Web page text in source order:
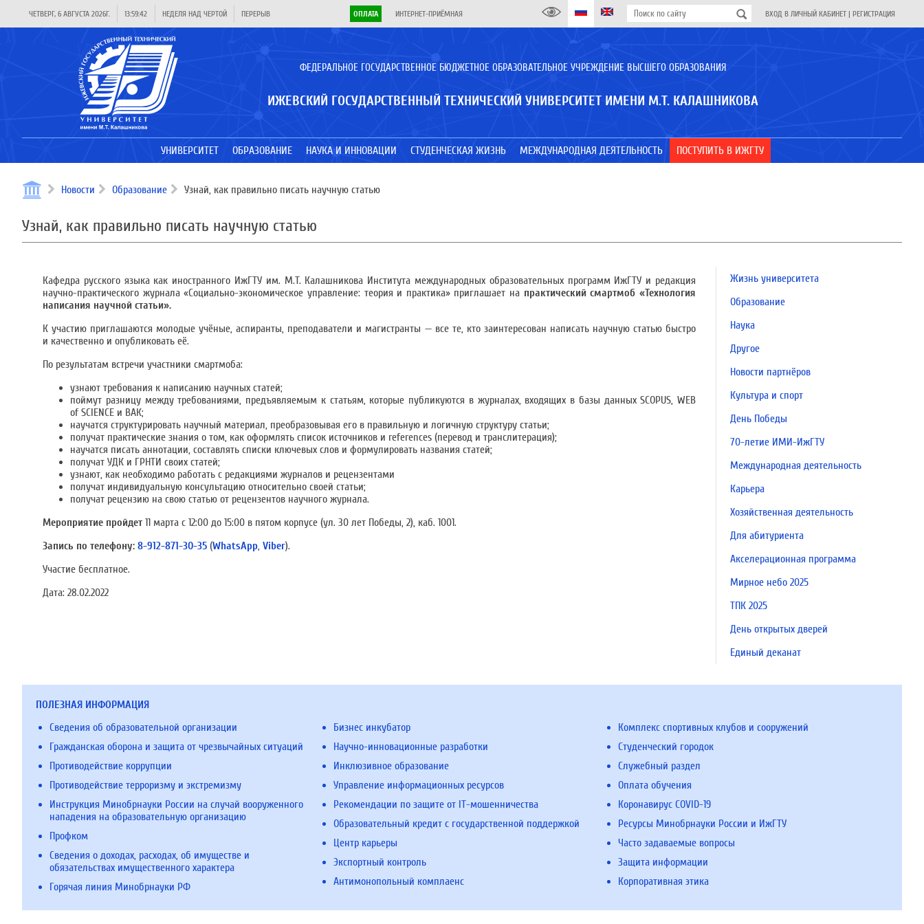
ЧЕТВЕРГ, 6 АВГУСТА 2026Г. 13:59:43 НЕДЕЛЯ НАД ЧЕРТОЙ ПЕРЕРЫВ ОПЛАТА ИНТЕРНЕТ-ПРИЁМНАЯ ВХОД В ЛИЧНЫЙ КАБИНЕТ | РЕГИСТРАЦИЯ
ФЕДЕРАЛЬНОЕ ГОСУДАРСТВЕННОЕ БЮДЖЕТНОЕ ОБРАЗОВАТЕЛЬНОЕ УЧРЕЖДЕНИЕ ВЫСШЕГО ОБРАЗОВАНИЯ
ИЖЕВСКИЙ ГОСУДАРСТВЕННЫЙ ТЕХНИЧЕСКИЙ УНИВЕРСИТЕТ ИМЕНИ М.Т. КАЛАШНИКОВА
УНИВЕРСИТЕТ ОБРАЗОВАНИЕ НАУКА И ИННОВАЦИИ СТУДЕНЧЕСКАЯ ЖИЗНЬ МЕЖДУНАРОДНАЯ ДЕЯТЕЛЬНОСТЬ ПОСТУПИТЬ В ИЖГТУ
Новости Образование Узнай, как правильно писать научную статью
Узнай, как правильно писать научную статью
Кафедра русского языка как иностранного ИжГТУ им. М.Т. Калашникова Института международных образовательных программ ИжГТУ и редакция
научно-практического журнала «Социально-экономическое управление: теория и практика» приглашает на практический смартмоб «Технология
написания научной статьи».
К участию приглашаются молодые учёные, аспиранты, преподаватели и магистранты — все те, кто заинтересован написать научную статью быстро
и качественно и опубликовать её.
По результатам встречи участники смартмоба:
узнают требования к написанию научных статей;
поймут разницу между требованиями, предъявляемым к статьям, которые публикуются в журналах, входящих в базы данных SCOPUS, WEB
of SCIENCE и ВАК;
научатся структурировать научный материал, преобразовывая его в правильную и логичную структуру статьи;
получат практические знания о том, как оформлять список источников и references (перевод и транслитерация);
научатся писать аннотации, составлять списки ключевых слов и формулировать названия статей;
получат УДК и ГРНТИ своих статей;
узнают, как необходимо работать с редакциями журналов и рецензентами
получат индивидуальную консультацию относительно своей статьи;
получат рецензию на свою статью от рецензентов научного журнала.
Мероприятие пройдет 11 марта с 12:00 до 15:00 в пятом корпусе (ул. 30 лет Победы, 2), каб. 1001.
Запись по телефону: 8-912-871-30-35 (WhatsApp, Viber).
Участие бесплатное.
Дата: 28.02.2022
Жизнь университета
Образование
Наука
Другое
Новости партнёров
Культура и спорт
День Победы
70-летие ИМИ-ИжГТУ
Международная деятельность
Карьера
Хозяйственная деятельность
Для абитуриента
Акселерационная программа
Мирное небо 2025
ТПК 2025
День открытых дверей
Единый деканат
ПОЛЕЗНАЯ ИНФОРМАЦИЯ
Сведения об образовательной организации
Гражданская оборона и защита от чрезвычайных ситуаций
Противодействие коррупции
Противодействие терроризму и экстремизму
Инструкция Минобрнауки России на случай вооруженного
нападения на образовательную организацию
Профком
Сведения о доходах, расходах, об имуществе и
обязательствах имущественного характера
Горячая линия Минобрнауки РФ
Бизнес инкубатор
Научно-инновационные разработки
Инклюзивное образование
Управление информационных ресурсов
Рекомендации по защите от IT-мошенничества
Образовательный кредит с государственной поддержкой
Центр карьеры
Экспортный контроль
Антимонопольный комплаенс
Комплекс спортивных клубов и сооружений
Студенческий городок
Служебный раздел
Оплата обучения
Коронавирус COVID-19
Ресурсы Минобрнауки России и ИжГТУ
Часто задаваемые вопросы
Защита информации
Корпоративная этика